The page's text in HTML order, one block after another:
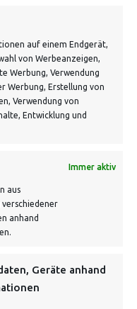
auf einem Endgerät,
von Werbeanzeigen,
Werbung, Verwendung
Werbung, Erstellung von
Verwendung von
Entwicklung und
Immer aktiv
aus
anhand
Geräte anhand